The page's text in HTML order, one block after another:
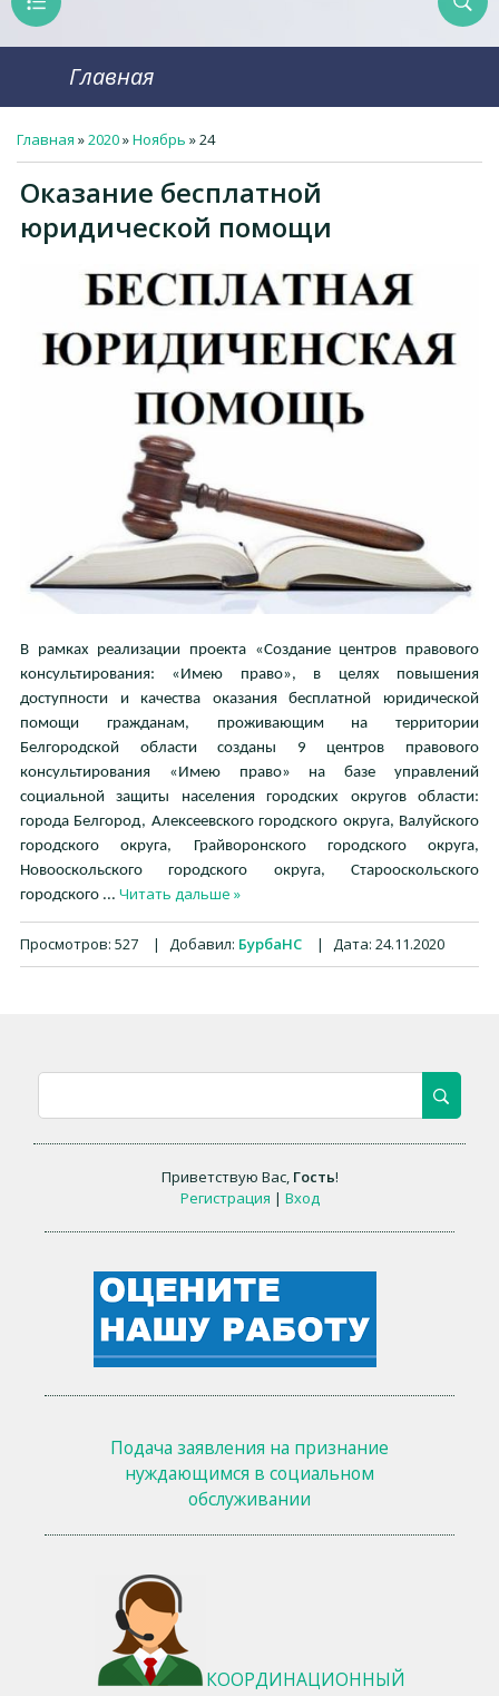
Главная
Главная »2020»Ноябрь »24
Оказание бесплатной
юридической помощи
В рамках реализации проекта «Создание центров правового
консультирования: «Имею право», в целях повышения
доступности и качества оказания бесплатной юридической
помощи гражданам, проживающим на территории
Белгородской области созданы 9 центров правового
консультирования «Имею право» на базе управлений
социальной защиты населения городских округов области:
города Белгород, Алексеевского городского округа, Валуйского
городского округа, Грайворонского городского округа,
Новооскольского городского округа, Старооскольского
городского ... Читать дальше »
Просмотров: 527 | Добавил: БурбаНС | Дата: 24.11.2020
Приветствую Вас, Гость!
Регистрация | Вход
Подача заявления на признание
нуждающимся в социальном
обслуживании
КООРДИНАЦИОННЫЙ